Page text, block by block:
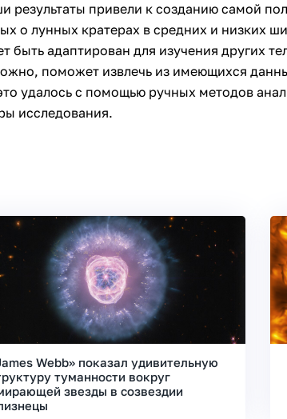
результаты привели к созданию самой
о лунных кратерах в средних и низких
быть адаптирован для изучения других
поможет извлечь из имеющихся
удалось с помощью ручных методов
исследования.
Webb» показал удивительную
туманности вокруг
звезды в созвездии